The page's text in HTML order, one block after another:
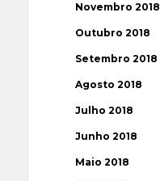
Novembro 2018
Outubro 2018
Setembro 2018
Agosto 2018
Julho 2018
Junho 2018
Maio 2018